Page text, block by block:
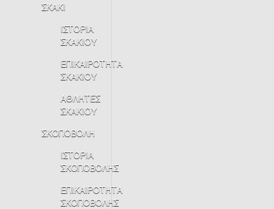
ΣΚΑΚΙ
ΙΣΤΟΡΙΑ
ΣΚΑΚΙΟΥ
ΕΠΙΚΑΙΡΟΤΗΤΑ
ΣΚΑΚΙΟΥ
ΑΘΛΗΤΕΣ
ΣΚΑΚΙΟΥ
ΣΚΟΠΟΒΟΛΗ
ΙΣΤΟΡΙΑ
ΣΚΟΠΟΒΟΛΗΣ
ΕΠΙΚΑΙΡΟΤΗΤΑ
ΣΚΟΠΟΒΟΛΗΣ